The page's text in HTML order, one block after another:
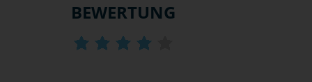
BEWERTUNG